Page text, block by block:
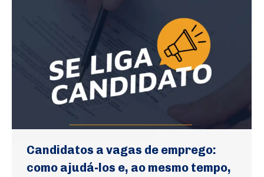
Candidatos a vagas de emprego:
como ajudá-los e, ao mesmo tempo,